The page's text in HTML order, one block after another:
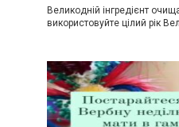
Великодній інгредієнт
використовуйте цілий рік